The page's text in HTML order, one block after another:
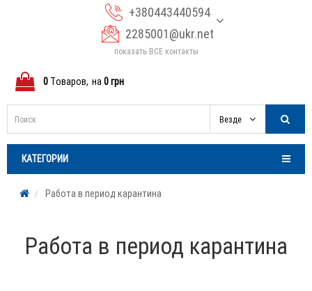
+380443440594
2285001@ukr.net
показать ВСЕ контакты
0 Tоваров, на0 грн
Везде
КАТЕГОРИИ
Работа в период карантина
Работа в период карантина